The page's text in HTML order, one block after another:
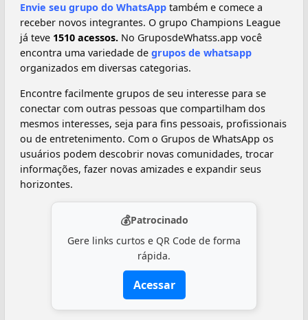
Envie seu grupo do WhatsApp também e comece a
receber novos integrantes. O grupo Champions League
já teve 1510 acessos. No GruposdeWhatss.app você
encontra uma variedade de grupos de whatsapp
organizados em diversas categorias.
Encontre facilmente grupos de seu interesse para se
conectar com outras pessoas que compartilham dos
mesmos interesses, seja para fins pessoais, profissionais
ou de entretenimento. Com o Grupos de WhatsApp os
usuários podem descobrir novas comunidades, trocar
informações, fazer novas amizades e expandir seus
horizontes.
💰Patrocinado
Gere links curtos e QR Code de forma
rápida.
Acessar